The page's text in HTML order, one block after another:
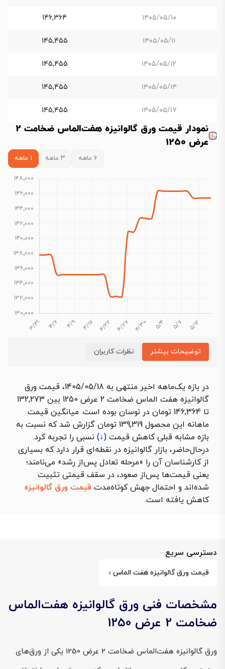
۱۴۰۵/۰۵/۱۰ 146,364
۱۴۰۵/۰۵/۱۱ 145,455
۱۴۰۵/۰۵/۱۲ 145,455
۱۴۰۵/۰۵/۱۴ 145,455
۱۴۰۵/۰۵/۱۷ 145,455
نمودار قیمت ورق گالوانیزه هفت‌الماس ضخامت 2
عرض 1250
۶ ماهه ۳ ماهه ۱ ماهه
توضیحات بیشتر نظرات کاربران
در بازه یک‌ماهه اخیر منتهی به 1405/05/18، قیمت ورق
گالوانیزه هفت الماس ضخامت 2 عرض 1250 بین 132,273
تا 146,364 تومان در نوسان بوده است. میانگین قیمت
ماهانه این محصول 139,319 تومان گزارش شد که نسبت به
بازه مشابه قبلیکاهش قیمت (↓) نسبی را تجربه کرد.
درحال‌حاضر، بازار گالوانیزه در نقطه‌ای قرار دارد که بسیاری
از کارشناسان آن را «مرحله تعادل پس‌از رشد» می‌نامند؛
یعنی قیمت‌ها پس‌از صعود، در سقف قیمتی تثبیت
شده‌اند و احتمال جهش کوتاه‌مدت قیمت ورق گالوانیزه
کاهش یافته است.
دسترسی سریع
قیمت ورق گالوانیزه هفت الماس
مشخصات فنی ورق گالوانیزه هفت‌الماس
ضخامت 2 عرض 1250
ورق گالوانیزه هفت‌الماس ضخامت 2 عرض 1250 یکی از ورق‌های